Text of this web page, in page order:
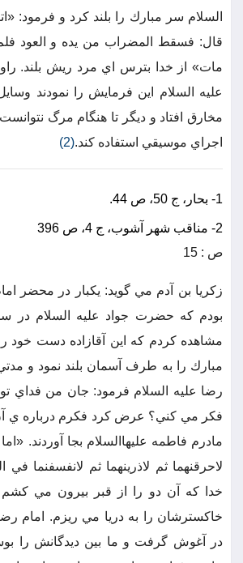
السلام سر مبارك را بلند كرد و فرمود:
قال: فسقط المضراب من يده و العود فلم
مات» از خدا بترس اي مرد ريش بلند.
عليه السلام اين فرمايش را نمودند
مخارق افتاد و ديگر تا هنگام مرگ
اجراي موسيقي استفاده كند.(2)
1- بحار، ج 50، ص 44.
2- مناقب شهر آشوب، ج 4، ص 396
ص : 15
زكريا بن آدم مي گويد: يكبار در محضر
بودم كه حضرت جواد عليه السلام در
مشاهده كردم كه اين آقازاده دست خود
مبارك را به طرف آسمان بلند نمود و
رضا عليه السلام فرمود: جان من فداي تو
فكر مي كني؟ عرض كرد فكرم درباره ي
مادرم فاطمه عليهاالسلام بجا آوردند. «اما
لاحرقنهما ثم لاذرينهما ثم لانفسفنما
خدا كه آن دو را از قبر بيرون مي
خاكسترشان را به دريا مي ريزم. امام رضا
در آغوش گرفت و ما بين ديدگانش را